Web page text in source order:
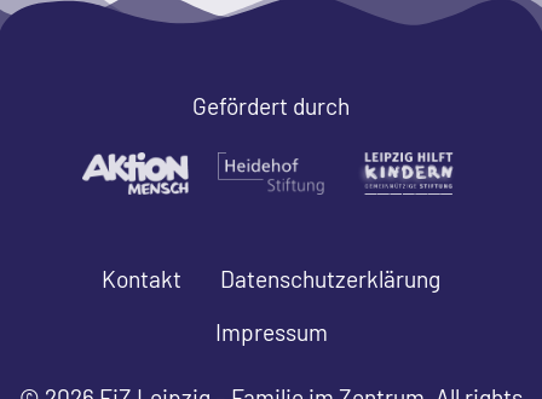
Gefördert durch
Kontakt
Datenschutzerklärung
Impressum